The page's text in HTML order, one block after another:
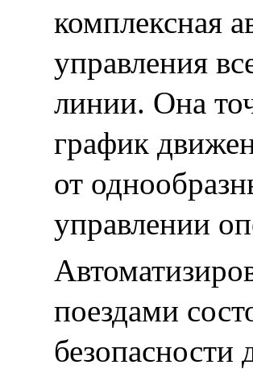
комплексная
управления
линии. Она
график
от
управлении
поездами